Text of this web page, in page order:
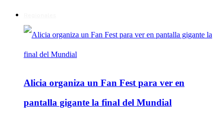
Alicia organiza un Fan Fest para ver en
pantalla gigante la final del Mundial